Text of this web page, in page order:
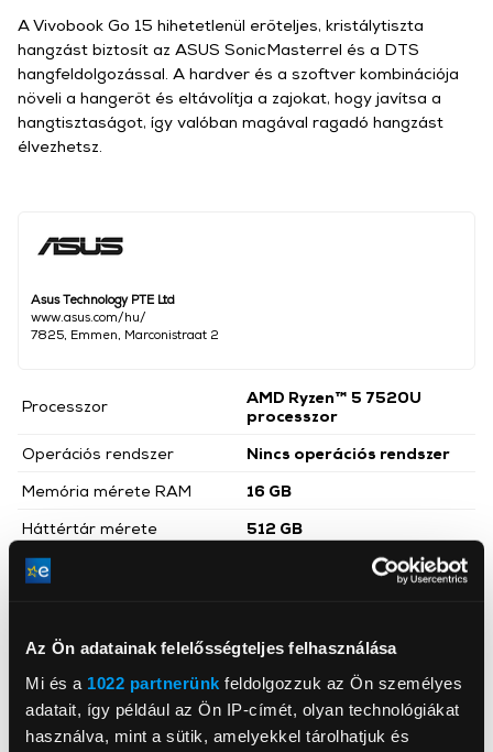
Az Ön adatainak felelősségteljes felhasználása
Mi és a 1022 partnerünk feldolgozzuk az Ön személyes
adatait, így például az Ön IP-címét, olyan technológiákat
használva, mint a sütik, amelyekkel tárolhatjuk és
Asus Technology PTE Ltd
www.asus.com/hu/
7825, Emmen, Marconistraat 2
Processzor
AMD Ryzen™ 5 7520U
processzor
Operációs rendszer
Nincs operációs rendszer
Memória mérete RAM
16 GB
Háttértár mérete
512 GB
Videókártya
AMD Radeon™ Graphics
Kijelző felbontása
FullHD (1920x1080)
Háttértár
SSD
Extra funkció
Billentyűzet világítás
A Vivobook Go 15 hihetetlenül erőteljes, kristálytiszta
hangzást biztosít az ASUS SonicMasterrel és a DTS
hangfeldolgozással. A hardver és a szoftver kombinációja
növeli a hangerőt és eltávolítja a zajokat, hogy javítsa a
hangtisztaságot, így valóban magával ragadó hangzást
élvezhetsz.